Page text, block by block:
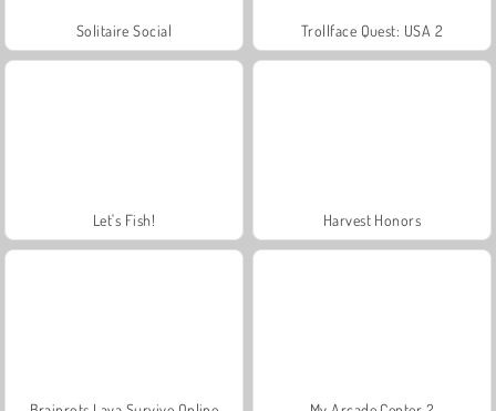
Solitaire Social Trollface Quest: USA 2
Let's Fish! Harvest Honors